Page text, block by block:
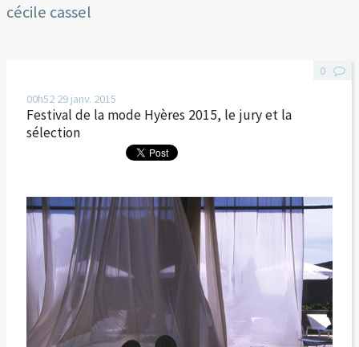
cécile cassel
00h52 29 janv. 2015
Festival de la mode Hyères 2015, le jury et la
sélection
0